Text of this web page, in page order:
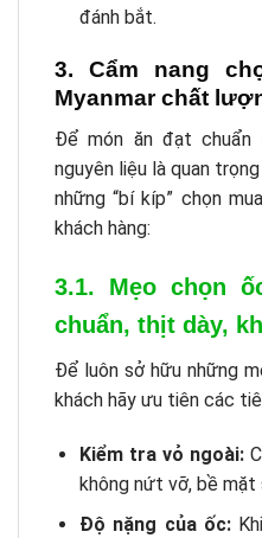
đánh bắt.
3. Cẩm nang
Myanmar chất
Để món ăn đạt chuẩn
nguyên liệu là quan
những “bí kíp” chọn
khách hàng:
3.1. Mẹo chọn
chuẩn, thịt dày,
Để luôn sở hữu những
khách hãy ưu tiên các
Kiểm tra vỏ ngoài:
không nứt vỡ, bề mặt
Độ nặng của ốc: